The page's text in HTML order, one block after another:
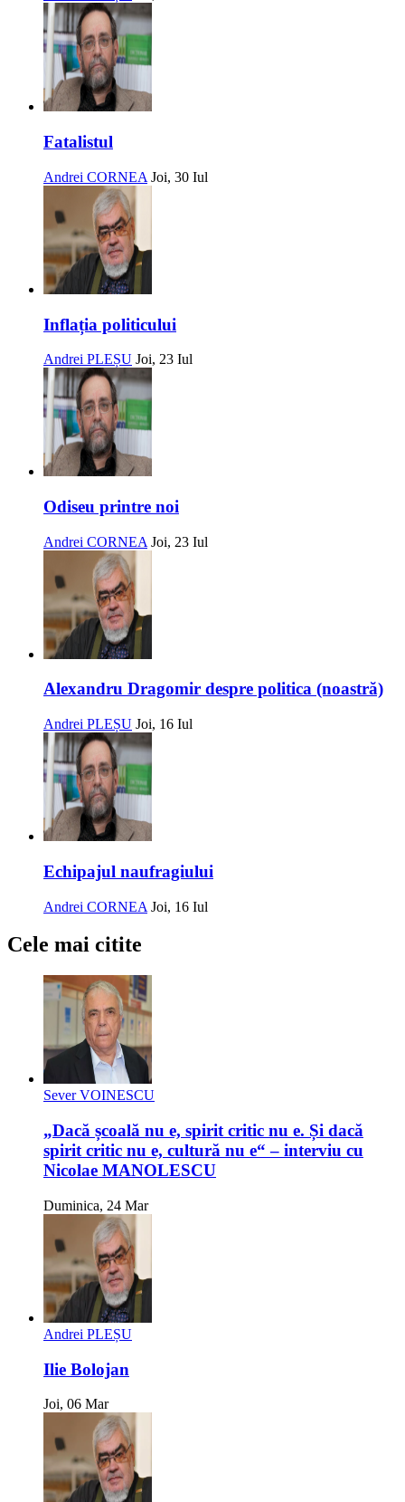
Fatalistul
Andrei CORNEA Joi, 30 Iul
Inflația politicului
Andrei PLEȘU Joi, 23 Iul
Odiseu printre noi
Andrei CORNEA Joi, 23 Iul
Alexandru Dragomir despre politica (noastră)
Andrei PLEȘU Joi, 16 Iul
Echipajul naufragiului
Andrei CORNEA Joi, 16 Iul
Cele mai citite
Sever VOINESCU
„Dacă școală nu e, spirit critic nu e. Și dacă
spirit critic nu e, cultură nu e“ – interviu cu
Nicolae MANOLESCU
Duminica, 24 Mar
Andrei PLEȘU
Ilie Bolojan
Joi, 06 Mar